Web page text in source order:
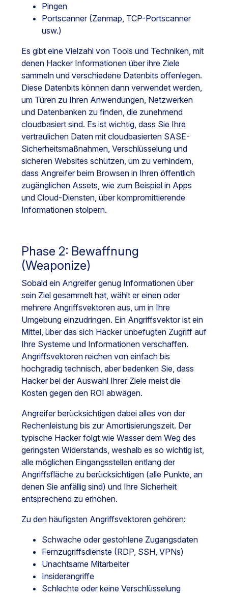
Pingen
Portscanner (Zenmap, TCP-Portscanner
usw.)
Es gibt eine Vielzahl von Tools und Techniken, mit
denen Hacker Informationen über ihre Ziele
sammeln und verschiedene Datenbits offenlegen.
Diese Datenbits können dann verwendet werden,
um Türen zu Ihren Anwendungen, Netzwerken
und Datenbanken zu finden, die zunehmend
cloudbasiert sind. Es ist wichtig, dass Sie Ihre
vertraulichen Daten mit cloudbasierten SASE-
Sicherheitsmaßnahmen, Verschlüsselung und
sicheren Websites schützen, um zu verhindern,
dass Angreifer beim Browsen in Ihren öffentlich
zugänglichen Assets, wie zum Beispiel in Apps
und Cloud-Diensten, über kompromittierende
Informationen stolpern.
Phase 2: Bewaffnung
(Weaponize)
Sobald ein Angreifer genug Informationen über
sein Ziel gesammelt hat, wählt er einen oder
mehrere Angriffsvektoren aus, um in Ihre
Umgebung einzudringen. Ein Angriffsvektor ist ein
Mittel, über das sich Hacker unbefugten Zugriff auf
Ihre Systeme und Informationen verschaffen.
Angriffsvektoren reichen von einfach bis
hochgradig technisch, aber bedenken Sie, dass
Hacker bei der Auswahl Ihrer Ziele meist die
Kosten gegen den ROI abwägen.
Angreifer berücksichtigen dabei alles von der
Rechenleistung bis zur Amortisierungszeit. Der
typische Hacker folgt wie Wasser dem Weg des
geringsten Widerstands, weshalb es so wichtig ist,
alle möglichen Eingangsstellen entlang der
Angriffsfläche zu berücksichtigen (alle Punkte, an
denen Sie anfällig sind) und Ihre Sicherheit
entsprechend zu erhöhen.
Zu den häufigsten Angriffsvektoren gehören:
Schwache oder gestohlene Zugangsdaten
Fernzugriffsdienste (RDP, SSH, VPNs)
Unachtsame Mitarbeiter
Insiderangriffe
Schlechte oder keine Verschlüsselung